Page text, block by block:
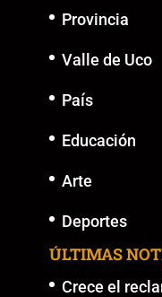
Provincia
Valle de Uco
País
Educación
Arte
Deportes
ÚLTIMAS
Crece el